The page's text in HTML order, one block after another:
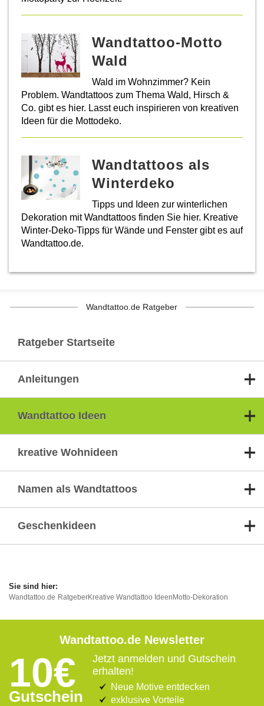
Wandtattoo-Motto
Wald
Wald im Wohnzimmer? Kein
Problem. Wandtattoos zum Thema Wald, Hirsch &
Co. gibt es hier. Lasst euch inspirieren von kreativen
Ideen für die Mottodeko.
Wandtattoos als
Winterdeko
Tipps und Ideen zur winterlichen
Dekoration mit Wandtattoos finden Sie hier. Kreative
Winter-Deko-Tipps für Wände und Fenster gibt es auf
Wandtattoo.de.
Wandtattoo.de Ratgeber
Ratgeber Startseite
Anleitungen
Wandtattoo Ideen
kreative Wohnideen
Namen als Wandtattoos
Geschenkideen
Wandtattoo.de RatgeberKreative Wandtattoo IdeenMotto-Dekoration
Wandtattoo.de Newsletter
10€
Gutschein
Jetzt anmelden und Gutschein
erhalten!
Neue Motive entdecken
exklusive Vorteile